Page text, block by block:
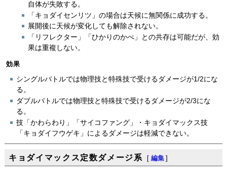
自体が失敗する。
「キョダイセンリツ」の場合は天候に無関係に成功する。
展開後に天候が変化しても解除されない。
「リフレクター」「ひかりのかべ」との共存は可能だが、効
果は重複しない。
効果
シングルバトルでは物理技と特殊技で受けるダメージが1/2にな
る。
ダブルバトルでは物理技と特殊技で受けるダメージが2/3にな
る。
技「かわらわり」「サイコファング」・キョダイマックス技
「キョダイフウゲキ」によるダメージは軽減できない。
キョダイマックス定数ダメージ系 [ 編集 ]